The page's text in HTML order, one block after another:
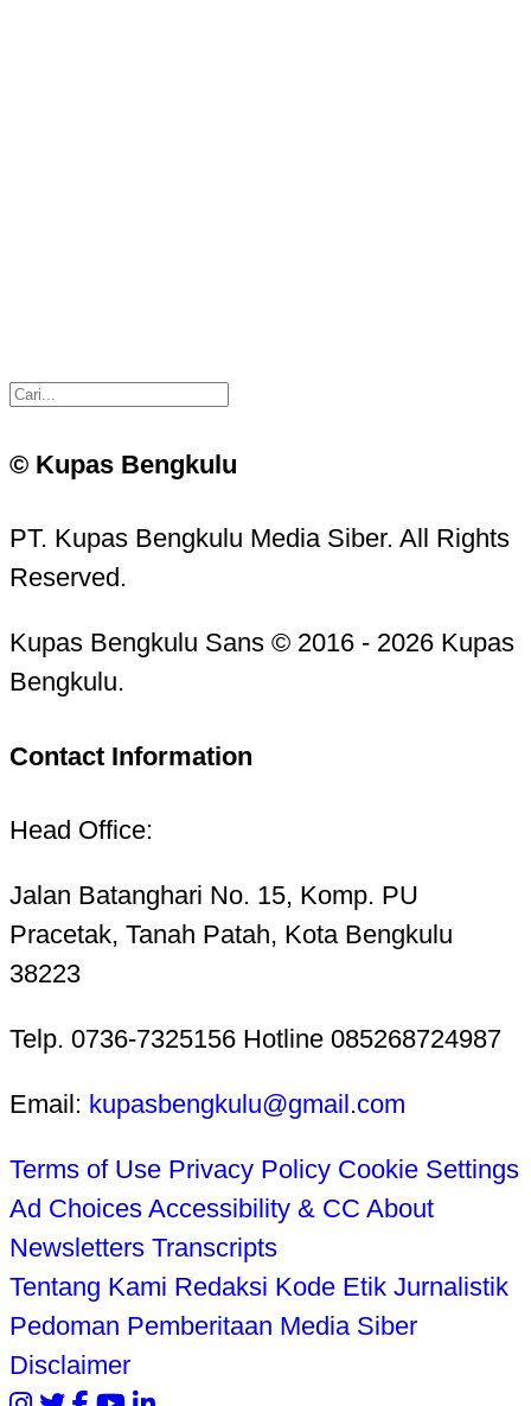
© Kupas Bengkulu
PT. Kupas Bengkulu Media Siber. All Rights
Reserved.
Kupas Bengkulu Sans © 2016 - 2026 Kupas
Bengkulu.
Contact Information
Head Office:
Jalan Batanghari No. 15, Komp. PU
Pracetak, Tanah Patah, Kota Bengkulu
38223
Telp. 0736-7325156 Hotline 085268724987
Email: kupasbengkulu@gmail.com
Terms of Use Privacy Policy Cookie Settings
Ad Choices Accessibility & CC About
Newsletters Transcripts
Tentang Kami Redaksi Kode Etik Jurnalistik
Pedoman Pemberitaan Media Siber
Disclaimer